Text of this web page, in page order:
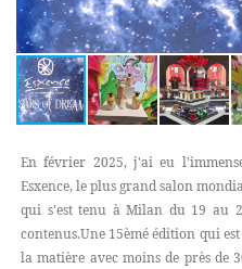
En février 2025, j'ai eu
Esxence, le plus grand salon
qui s'est tenu à Milan du 19 au
contenus.Une 15èmé édition qui
la matière avec moins de près de